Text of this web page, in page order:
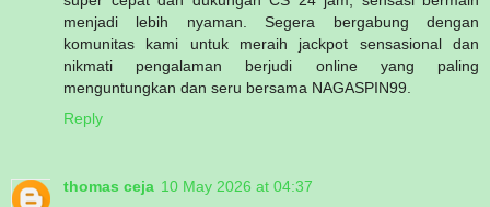
menjadi lebih nyaman. Segera bergabung dengan
komunitas kami untuk meraih jackpot sensasional dan
nikmati pengalaman berjudi online yang paling
menguntungkan dan seru bersama NAGASPIN99.
Reply
thomas ceja 10 May 2026 at 04:37